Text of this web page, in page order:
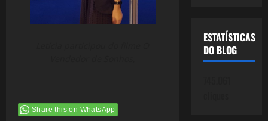
Share this on WhatsApp
ESTATÍSTICAS
DO BLOG